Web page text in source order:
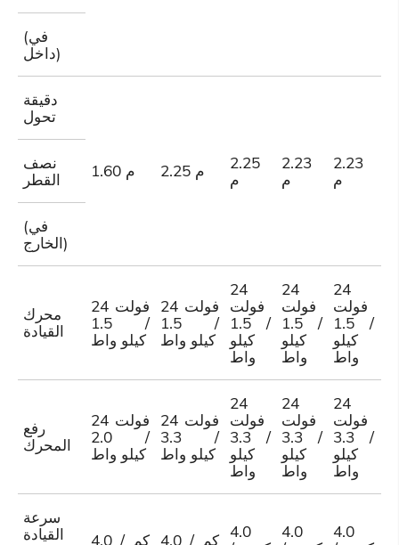
(في
داخل)
دقيقة
1.60 م 2.25 م
2.25
م
2.23
م
2.23
م
نصف
القطر
(في
الخارج)
محرك
القيادة
24 فولت
/ 1.5
كيلو واط
24 فولت
/ 1.5
كيلو واط
24
فولت
/ 1.5
كيلو
واط
24
فولت
/ 1.5
كيلو
واط
24
فولت
/ 1.5
كيلو
واط
رفع
المحرك
24 فولت
/ 2.0
كيلو واط
24 فولت
/ 3.3
كيلو واط
24
فولت
/ 3.3
كيلو
واط
24
فولت
/ 3.3
كيلو
واط
24
فولت
/ 3.3
كيلو
واط
سرعة
القيادة
4.0 كم /
4.0 كم /
4.0
4.0
4.0